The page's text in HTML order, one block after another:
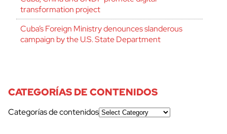
transformation project
Cuba’s Foreign Ministry denounces slanderous
campaign by the U.S. State Department
CATEGORÍAS DE CONTENIDOS
Categorías de contenidos